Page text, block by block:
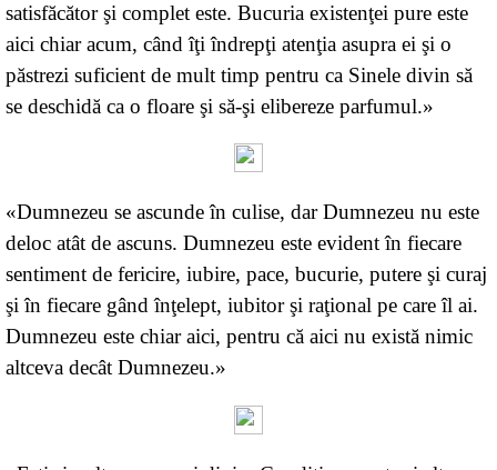
satisfăcător şi complet este. Bucuria existenţei pure este
aici chiar acum, când îţi îndrepţi atenţia asupra ei şi o
păstrezi suficient de mult timp pentru ca Sinele divin să
se deschidă ca o floare şi să-şi elibereze parfumul.»
«Dumnezeu se ascunde în culise, dar Dumnezeu nu este
deloc atât de ascuns. Dumnezeu este evident în fiecare
sentiment de fericire, iubire, pace, bucurie, putere şi curaj
şi în fiecare gând înţelept, iubitor şi raţional pe care îl ai.
Dumnezeu este chiar aici, pentru că aici nu există nimic
altceva decât Dumnezeu.»